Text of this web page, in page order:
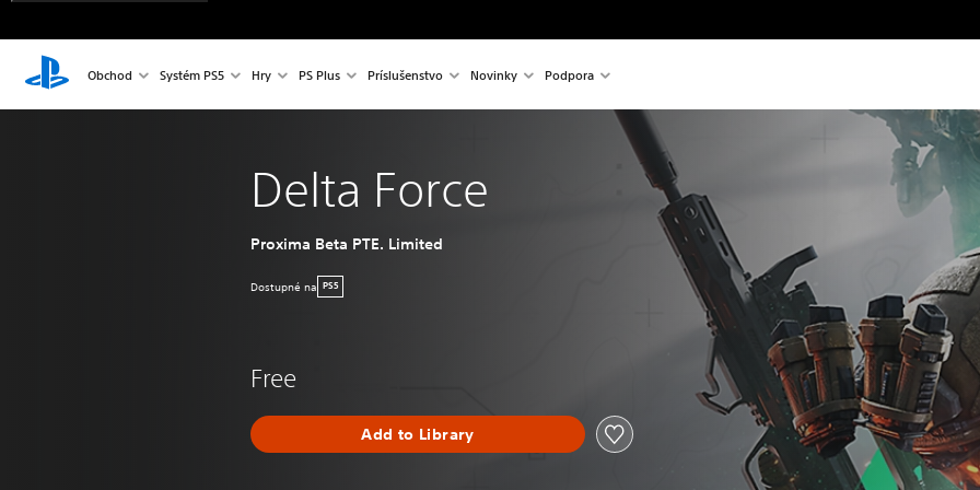
Obchod Systém PS5 Hry PS Plus Príslušenstvo Novinky Podpora
Delta Force
Proxima Beta PTE. Limited
Dostupné na PS5
Free
Add to Library